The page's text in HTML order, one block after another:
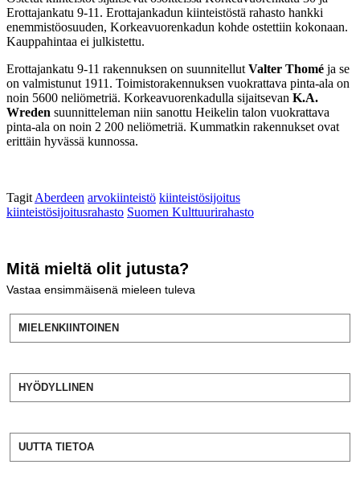
Erottajankatu 9-11. Erottajankadun kiinteistöstä rahasto hankki
enemmistöosuuden, Korkeavuorenkadun kohde ostettiin kokonaan.
Kauppahintaa ei julkistettu.
Erottajankatu 9-11 rakennuksen on suunnitellut Valter Thomé ja se
on valmistunut 1911. Toimistorakennuksen vuokrattava pinta-ala on
noin 5600 neliömetriä. Korkeavuorenkadulla sijaitsevan K.A.
Wreden suunnitteleman niin sanottu Heikelin talon vuokrattava
pinta-ala on noin 2 200 neliömetriä. Kummatkin rakennukset ovat
erittäin hyvässä kunnossa.
Tagit Aberdeen arvokiinteistö kiinteistösijoitus
kiinteistösijoitusrahasto Suomen Kulttuurirahasto
Mitä mieltä olit jutusta?
Vastaa ensimmäisenä mieleen tuleva
MIELENKIINTOINEN
HYÖDYLLINEN
UUTTA TIETOA